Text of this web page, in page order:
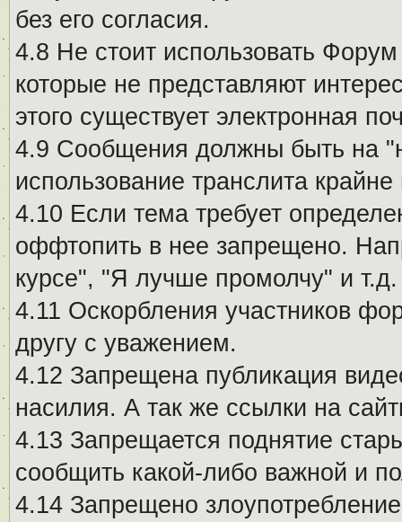
без его согласия.
4.8 Не стоит использовать
которые не представляют
этого существует электронная
4.9 Сообщения должны быть на
использование транслита
4.10 Если тема требует
оффтопить в нее запрещено.
курсе", "Я лучше промолчу" и
4.11 Оскорбления участников
другу с уважением.
4.12 Запрещена публикация
насилия. А так же ссылки на
4.13 Запрещается поднятие
сообщить какой-либо важной и
4.14 Запрещено